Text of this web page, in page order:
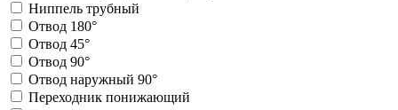
Ниппель трубный
Отвод 180°
Отвод 45°
Отвод 90°
Отвод наружный 90°
Переходник понижающий